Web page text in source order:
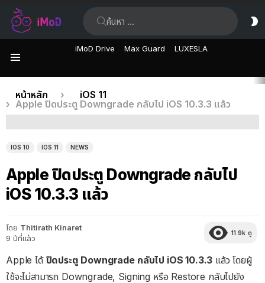
iMoD Drive Max Guard LUXESLA
เรื่อง
ล่าสุด
คุณอยู่ที่นี่:
หน้าหลัก
iOS 11
Apple ปิดประตู Downgrade กลับไป iOS 10.3.3 แล้ว
IOS 10 IOS 11 NEWS
Apple ปิดประตู Downgrade กลับไป
iOS 10.3.3 แล้ว
โดย Thitirath Kinaret
9 ปีที่แล้ว
11.9k ดู
Apple ได้ ปิดประตู Downgrade กลับไป iOS 10.3.3 แล้ว โดยผู้
ใช้จะไม่สามารถ Downgrade, Signing หรือ Restore กลับไปยัง